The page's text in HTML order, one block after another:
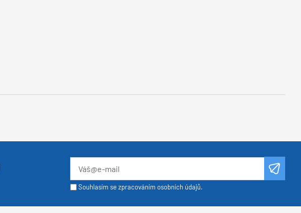
Souhlasím se zpracováním osobních údajů.